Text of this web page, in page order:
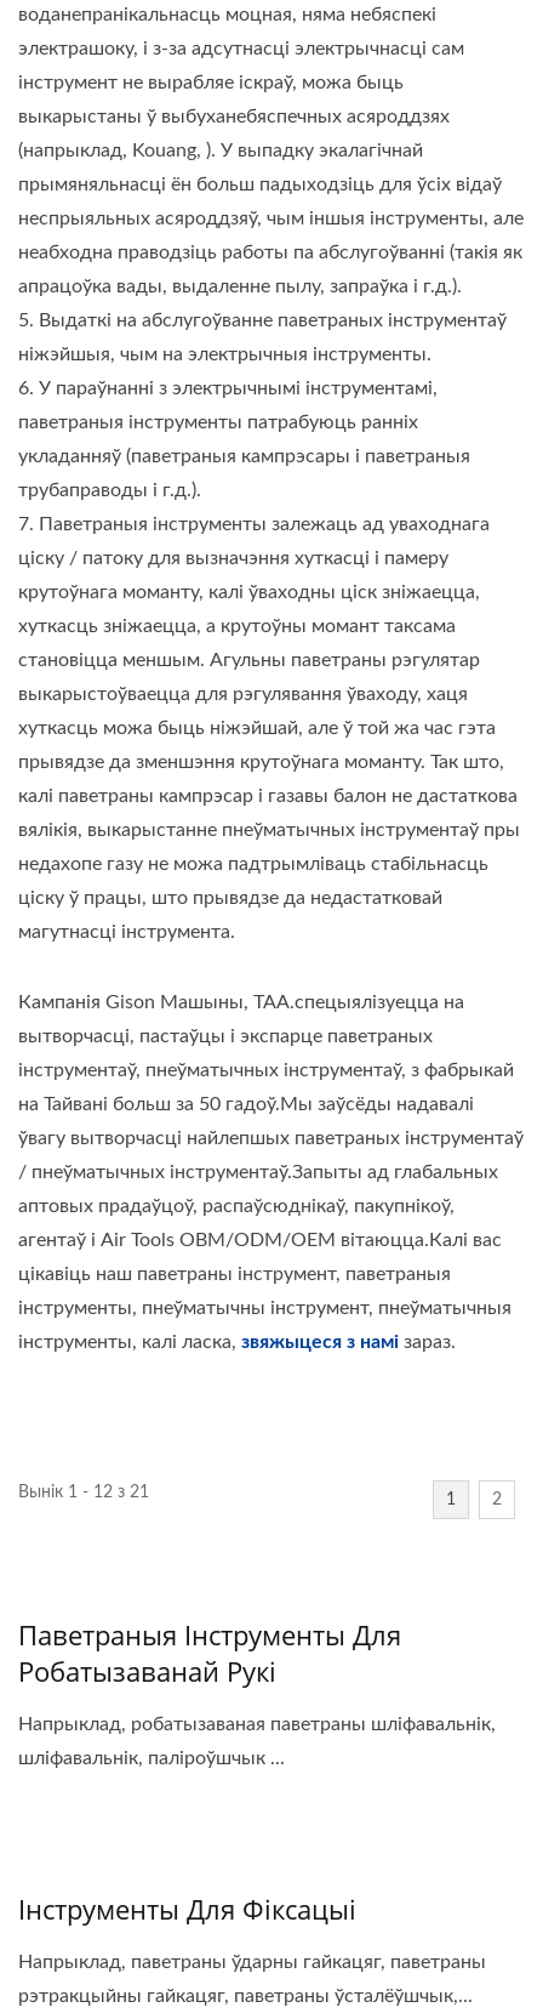
воданепранікальнасць моцная, няма небяспекі
электрашоку, і з-за адсутнасці электрычнасці сам
інструмент не вырабляе іскраў, можа быць
выкарыстаны ў выбуханебяспечных асяроддзях
(напрыклад, Kouang, ). У выпадку экалагічнай
прымяняльнасці ён больш падыходзіць для ўсіх відаў
неспрыяльных асяроддзяў, чым іншыя інструменты, але
неабходна праводзіць работы па абслугоўванні (такія як
апрацоўка вады, выдаленне пылу, запраўка і г.д.).
5. Выдаткі на абслугоўванне паветраных інструментаў
ніжэйшыя, чым на электрычныя інструменты.
6. У параўнанні з электрычнымі інструментамі,
паветраныя інструменты патрабуюць ранніх
укладанняў (паветраныя кампрэсары і паветраныя
трубаправоды і г.д.).
7. Паветраныя інструменты залежаць ад уваходнага
ціску / патоку для вызначэння хуткасці і памеру
крутоўнага моманту, калі ўваходны ціск зніжаецца,
хуткасць зніжаецца, а крутоўны момант таксама
становіцца меншым. Агульны паветраны рэгулятар
выкарыстоўваецца для рэгулявання ўваходу, хаця
хуткасць можа быць ніжэйшай, але ў той жа час гэта
прывядзе да зменшэння крутоўнага моманту. Так што,
калі паветраны кампрэсар і газавы балон не дастаткова
вялікія, выкарыстанне пнеўматычных інструментаў пры
недахопе газу не можа падтрымліваць стабільнасць
ціску ў працы, што прывядзе да недастатковай
магутнасці інструмента.
Кампанія Gison Машыны, ТАА.спецыялізуецца на
вытворчасці, пастаўцы і экспарце паветраных
інструментаў, пнеўматычных інструментаў, з фабрыкай
на Тайвані больш за 50 гадоў.Мы заўсёды надавалі
ўвагу вытворчасці найлепшых паветраных інструментаў
/ пнеўматычных інструментаў.Запыты ад глабальных
аптовых прадаўцоў, распаўсюднікаў, пакупнікоў,
агентаў і Air Tools OBM/ODM/OEM вітаюцца.Калі вас
цікавіць наш паветраны інструмент, паветраныя
інструменты, пнеўматычны інструмент, пнеўматычныя
інструменты, калі ласка, звяжыцеся з намі зараз.
Вынік 1 - 12 з 21 1 2
Паветраныя Інструменты Для
Робатызаванай Рукі
Напрыклад, робатызаваная паветраны шліфавальнік,
шліфавальнік, паліроўшчык ...
Інструменты Для Фіксацыі
Напрыклад, паветраны ўдарны гайкацяг, паветраны
рэтракцыйны гайкацяг, паветраны ўсталёўшчык,...